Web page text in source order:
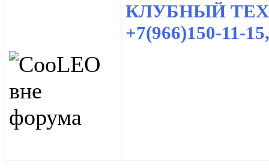
КЛУБНЫЙ
+7(966)150-11-